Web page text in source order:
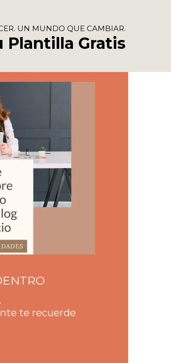
UN MUNDO QUE CAMBIAR.
Plantilla Gratis
te recuerde